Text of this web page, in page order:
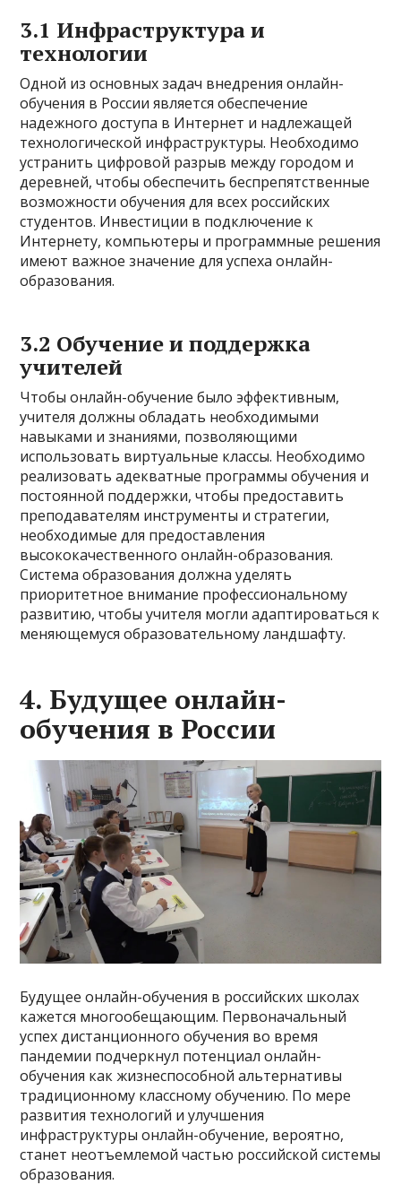
3.1 Инфраструктура и
технологии
Одной из основных задач внедрения онлайн-
обучения в России является обеспечение
надежного доступа в Интернет и надлежащей
технологической инфраструктуры. Необходимо
устранить цифровой разрыв между городом и
деревней, чтобы обеспечить беспрепятственные
возможности обучения для всех российских
студентов. Инвестиции в подключение к
Интернету, компьютеры и программные решения
имеют важное значение для успеха онлайн-
образования.
3.2 Обучение и поддержка
учителей
Чтобы онлайн-обучение было эффективным,
учителя должны обладать необходимыми
навыками и знаниями, позволяющими
использовать виртуальные классы. Необходимо
реализовать адекватные программы обучения и
постоянной поддержки, чтобы предоставить
преподавателям инструменты и стратегии,
необходимые для предоставления
высококачественного онлайн-образования.
Система образования должна уделять
приоритетное внимание профессиональному
развитию, чтобы учителя могли адаптироваться к
меняющемуся образовательному ландшафту.
4. Будущее онлайн-
обучения в России
Будущее онлайн-обучения в российских школах
кажется многообещающим. Первоначальный
успех дистанционного обучения во время
пандемии подчеркнул потенциал онлайн-
обучения как жизнеспособной альтернативы
традиционному классному обучению. По мере
развития технологий и улучшения
инфраструктуры онлайн-обучение, вероятно,
станет неотъемлемой частью российской системы
образования.